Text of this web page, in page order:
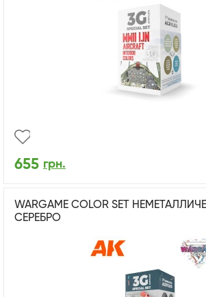
655 грн.
WARGAME COLOR SET
СЕРЕБРО